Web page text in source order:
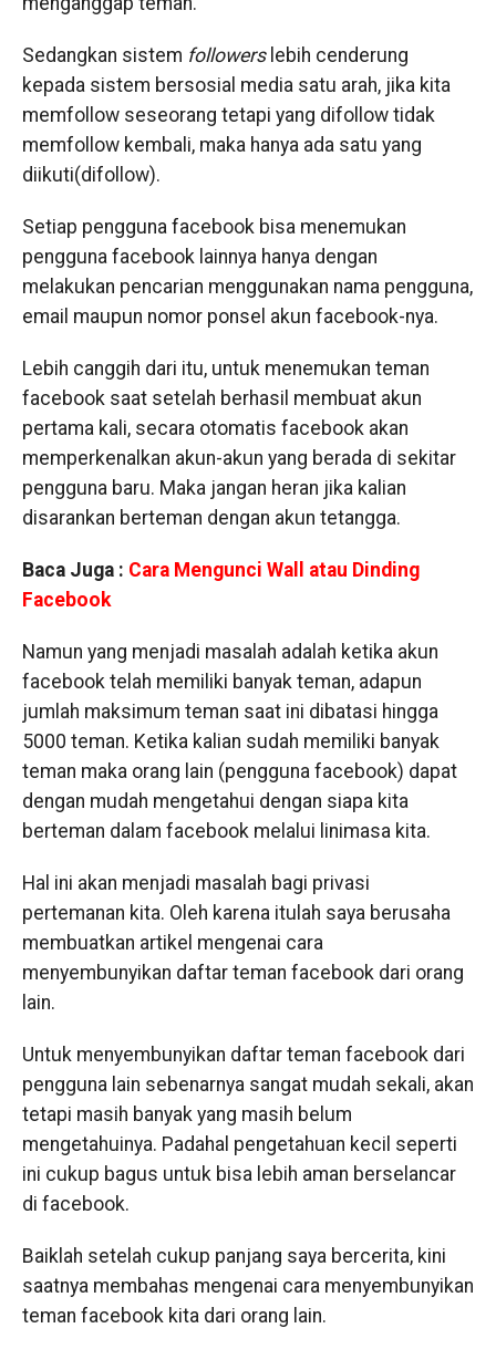
Sedangkan sistem followerslebih cenderung
kepada sistem bersosial media satu arah, jika kita
memfollow seseorang tetapi yang difollow tidak
memfollow kembali, maka hanya ada satu yang
diikuti(difollow).
Setiap pengguna facebook bisa menemukan
pengguna facebook lainnya hanya dengan
melakukan pencarian menggunakan nama pengguna,
email maupun nomor ponsel akun facebook-nya.
Lebih canggih dari itu, untuk menemukan teman
facebook saat setelah berhasil membuat akun
pertama kali, secara otomatis facebook akan
memperkenalkan akun-akun yang berada di sekitar
pengguna baru. Maka jangan heran jika kalian
disarankan berteman dengan akun tetangga.
Baca Juga : Cara Mengunci Wall atau Dinding
Facebook
Namun yang menjadi masalah adalah ketika akun
facebook telah memiliki banyak teman, adapun
jumlah maksimum teman saat ini dibatasi hingga
5000 teman. Ketika kalian sudah memiliki banyak
teman maka orang lain (pengguna facebook) dapat
dengan mudah mengetahui dengan siapa kita
berteman dalam facebook melalui linimasa kita.
Hal ini akan menjadi masalah bagi privasi
pertemanan kita. Oleh karena itulah saya berusaha
membuatkan artikel mengenai cara
menyembunyikan daftar teman facebook dari orang
lain.
Untuk menyembunyikan daftar teman facebook dari
pengguna lain sebenarnya sangat mudah sekali, akan
tetapi masih banyak yang masih belum
mengetahuinya. Padahal pengetahuan kecil seperti
ini cukup bagus untuk bisa lebih aman berselancar
di facebook.
Baiklah setelah cukup panjang saya bercerita, kini
saatnya membahas mengenai cara menyembunyikan
teman facebook kita dari orang lain.